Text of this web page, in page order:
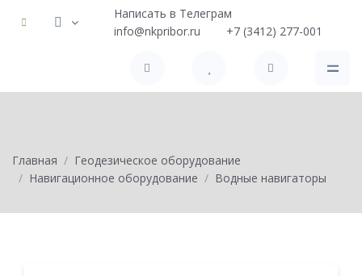
Написать в Телеграм
info@nkpribor.ru
+7 (3412) 277-001
Главная
Геодезическое оборудование
Навигационное оборудование
Водные навигаторы